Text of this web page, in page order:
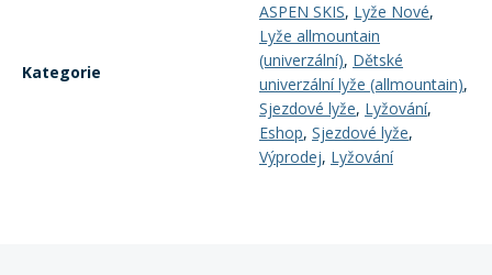
Kategorie
ASPEN SKIS, Lyže Nové,
Lyže allmountain
(univerzální), Dětské
univerzální lyže (allmountain),
Sjezdové lyže, Lyžování,
Eshop, Sjezdové lyže,
Výprodej, Lyžování